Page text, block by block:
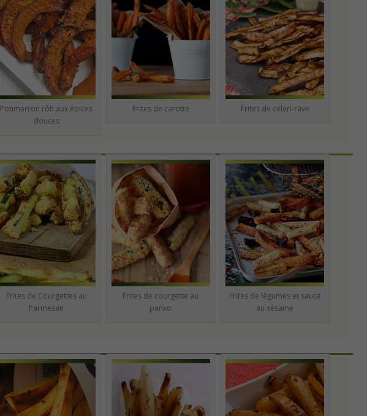
Potimarron rôti aux épices
douces
Frites de carotte Frites de céleri-rave
Frites de Courgettes au
Parmesan
Frites de courgette au
panko
Frites de légumes et sauce
au sésame